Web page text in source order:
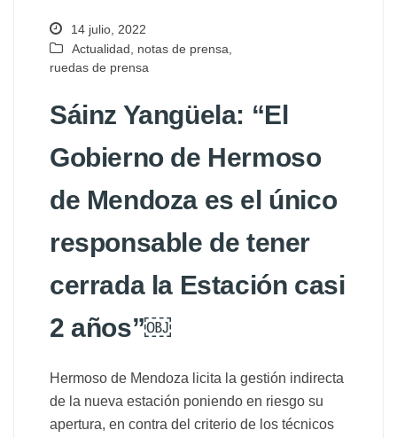
14 julio, 2022
Actualidad
notas de prensa
ruedas de prensa
Sáinz Yangüela: “El
Gobierno de Hermoso
de Mendoza es el único
responsable de tener
cerrada la Estación casi
2 años”￼
Hermoso de Mendoza licita la gestión indirecta
de la nueva estación poniendo en riesgo su
apertura, en contra del criterio de los técnicos